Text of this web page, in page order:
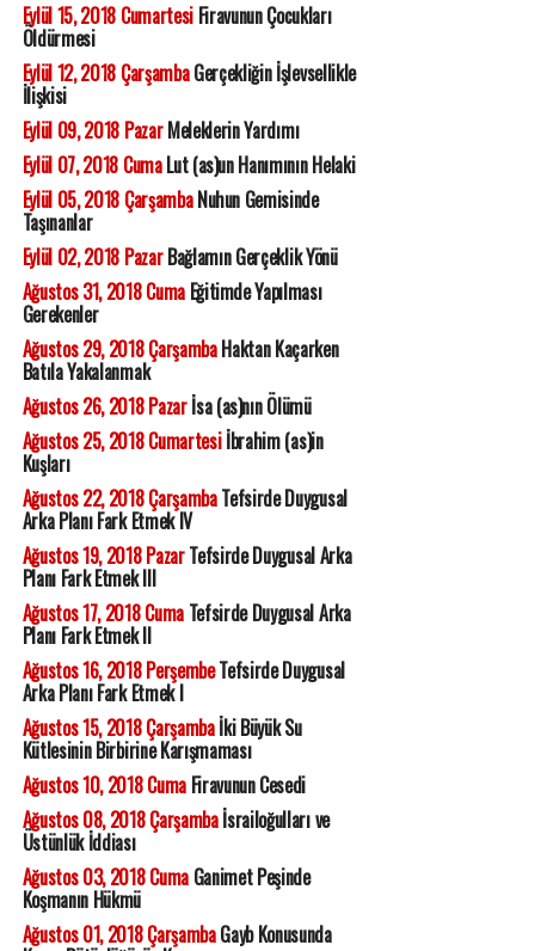
Eylül 15, 2018 CumartesiFiravunun Çocukları
Öldürmesi
Eylül 12, 2018 ÇarşambaGerçekliğin İşlevsellikle
İlişkisi
Eylül 09, 2018 PazarMeleklerin Yardımı
Eylül 07, 2018 CumaLut (as)un Hanımının Helaki
Eylül 05, 2018 ÇarşambaNuhun Gemisinde
Taşınanlar
Eylül 02, 2018 PazarBağlamın Gerçeklik Yönü
Ağustos 31, 2018 CumaEğitimde Yapılması
Gerekenler
Ağustos 29, 2018 ÇarşambaHaktan Kaçarken
Batıla Yakalanmak
Ağustos 26, 2018 Pazarİsa (as)nın Ölümü
Ağustos 25, 2018 Cumartesiİbrahim (as)in
Kuşları
Ağustos 22, 2018 ÇarşambaTefsirde Duygusal
Arka Planı Fark Etmek IV
Ağustos 19, 2018 PazarTefsirde Duygusal Arka
Planı Fark Etmek III
Ağustos 17, 2018 CumaTefsirde Duygusal Arka
Planı Fark Etmek II
Ağustos 16, 2018 PerşembeTefsirde Duygusal
Arka Planı Fark Etmek I
Ağustos 15, 2018 Çarşambaİki Büyük Su
Kütlesinin Birbirine Karışmaması
Ağustos 10, 2018 CumaFiravunun Cesedi
Ağustos 08, 2018 Çarşambaİsrailoğulları ve
Üstünlük İddiası
Ağustos 03, 2018 CumaGanimet Peşinde
Koşmanın Hükmü
Ağustos 01, 2018 ÇarşambaGayb Konusunda